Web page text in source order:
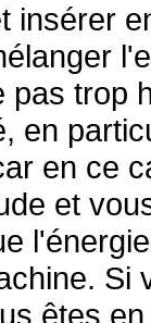
insérer
trop
en
en ce
et
êtes